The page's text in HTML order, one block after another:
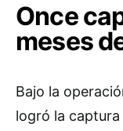
Once
meses
Bajo la
logró la captura